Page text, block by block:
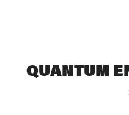
QUANTUM